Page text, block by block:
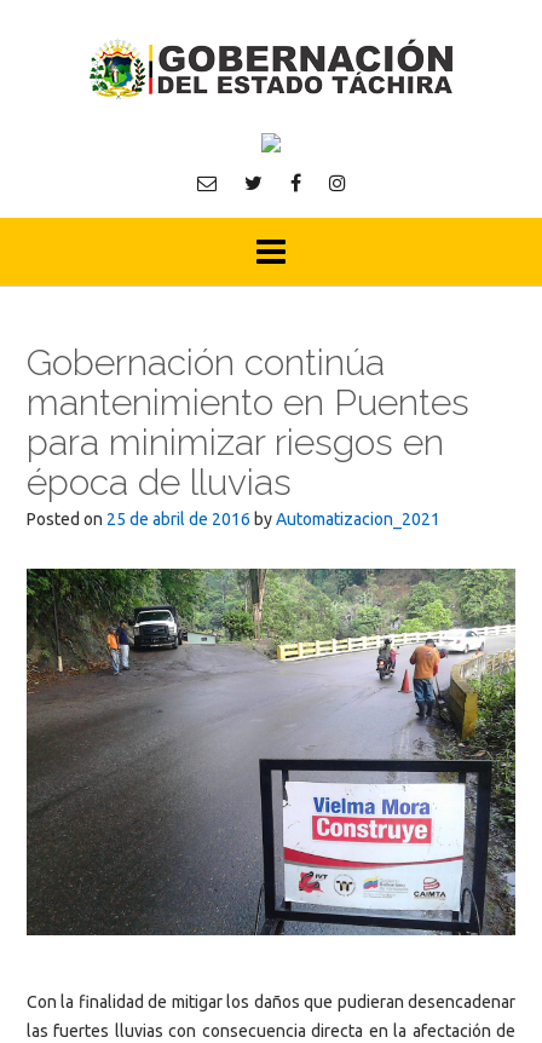
Gobernación continúa
mantenimiento en Puentes
para minimizar riesgos en
época de lluvias
Posted on 25 de abril de 2016 byAutomatizacion_2021
Con la finalidad de mitigar los daños que pudieran desencadenar
las fuertes lluvias con consecuencia directa en la afectación de